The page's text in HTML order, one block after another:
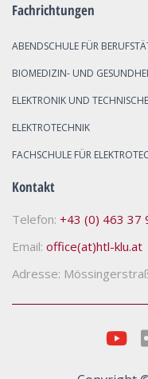
Fachrichtungen
ABENDSCHULE FÜR
BIOMEDIZIN- UND
ELEKTRONIK UND
ELEKTROTECHNIK
FACHSCHULE FÜR
Kontakt
Telefon: +43 (0) 463 37
Email: office(at)htl-klu.at
Adresse: